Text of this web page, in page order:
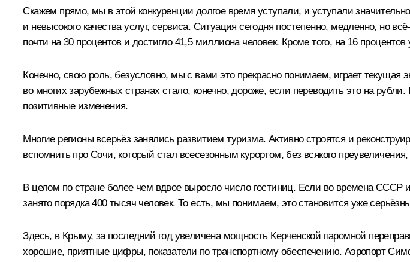
Скажем прямо, мы в этой конкуренции долгое время уступали, и уступали
и невысокого качества услуг, сервиса. Ситуация сегодня постепенно, медленно, но
почти на 30 процентов и достигло 41,5 миллиона человек. Кроме того, на 16
Конечно, свою роль, безусловно, мы с вами это прекрасно понимаем, играет текущая
во многих зарубежных странах стало, конечно, дороже, если переводить это на
позитивные изменения.
Многие регионы всерьёз занялись развитием туризма. Активно строятся и
вспомнить про Сочи, который стал всесезонным курортом, без всякого
В целом по стране более чем вдвое выросло число гостиниц. Если во времена СССР
занято порядка 400 тысяч человек. То есть, мы понимаем, это становится уже
Здесь, в Крыму, за последний год увеличена мощность Керченской паромной
хорошие, приятные цифры, показатели по транспортному обеспечению. Аэропорт